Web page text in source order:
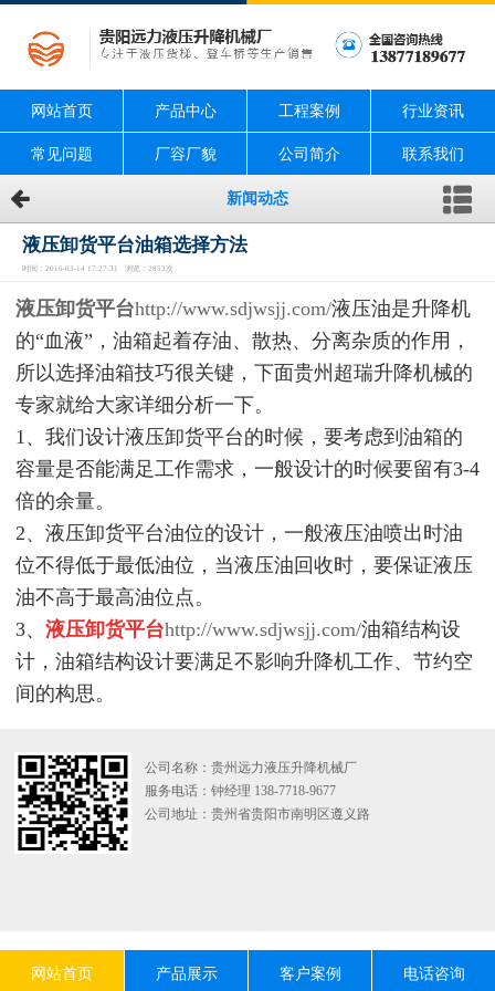
网站首页 产品中心 工程案例 行业资讯
常见问题 厂容厂貌 公司简介 联系我们
新闻动态
液压卸货平台油箱选择方法
时间：2016-03-14 17:27:31 浏览：2853次
液压卸货平台http://www.sdjwsjj.com/液压油是升降机
的“血液”，油箱起着存油、散热、分离杂质的作用，
所以选择油箱技巧很关键，下面贵州超瑞升降机械的
专家就给大家详细分析一下。
1、我们设计液压卸货平台的时候，要考虑到油箱的
容量是否能满足工作需求，一般设计的时候要留有3-4
倍的余量。
2、液压卸货平台油位的设计，一般液压油喷出时油
位不得低于最低油位，当液压油回收时，要保证液压
油不高于最高油位点。
3、 液压卸货平台http://www.sdjwsjj.com/油箱结构设
计，油箱结构设计要满足不影响升降机工作、节约空
间的构思。
公司名称：贵州远力液压升降机械厂
服务电话：钟经理 138-7718-9677
公司地址：贵州省贵阳市南明区遵义路
网站首页 产品展示 客户案例 电话咨询